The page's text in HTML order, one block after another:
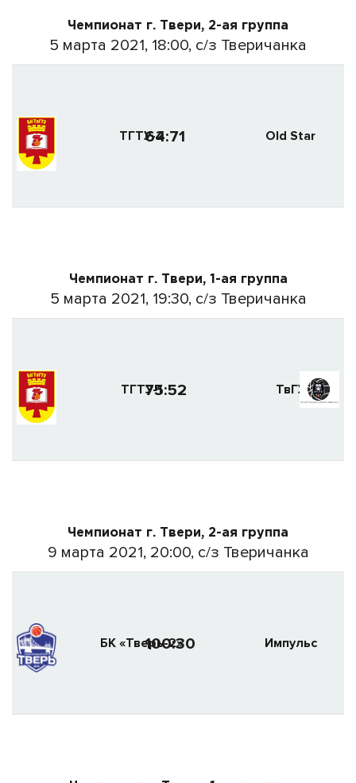
Чемпионат г. Твери, 2-ая группа
5 марта 2021, 18:00, с/з Тверичанка
ТГТУ-264:71 Old Star
Чемпионат г. Твери, 1-ая группа
5 марта 2021, 19:30, с/з Тверичанка
ТГТУ-175:52 ТвГУ
Чемпионат г. Твери, 2-ая группа
9 марта 2021, 20:00, с/з Тверичанка
БК «Тверь-2»
100:30 Импульс